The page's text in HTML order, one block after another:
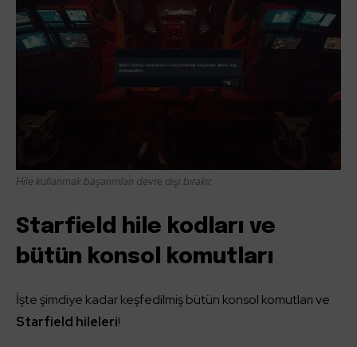
Hile kullanmak başarımları devre dışı bırakır.
Starfield hile kodları ve
bütün konsol komutları
İşte şimdiye kadar keşfedilmiş bütün konsol komutları ve
Starfield hileleri!